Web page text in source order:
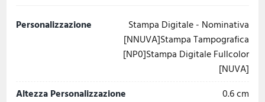
Personalizzazione
Stampa Digitale - Nominativa
[NNUVA]Stampa Tampografica
[NP0]Stampa Digitale Fullcolor
[NUVA]
Altezza Personalizzazione
0.6 cm